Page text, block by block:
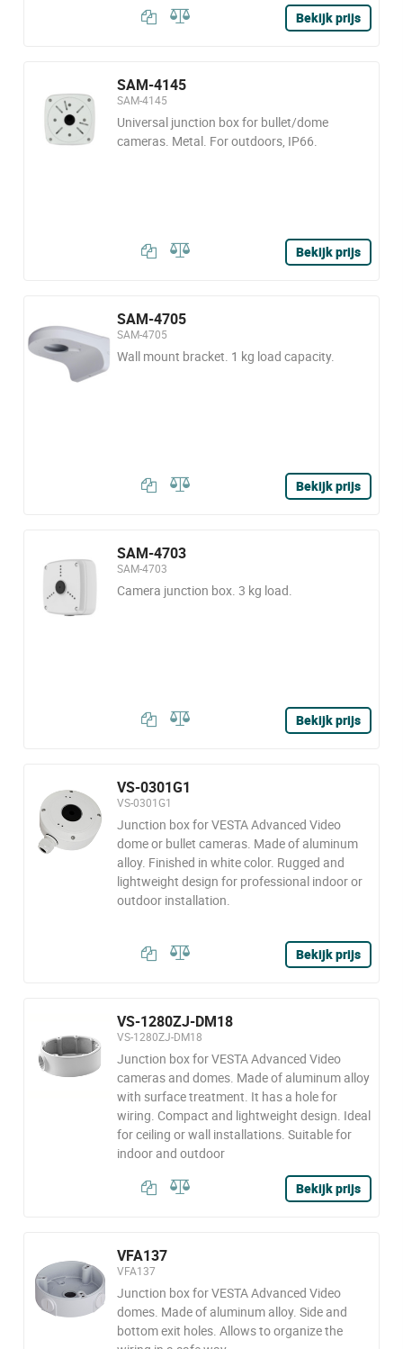
Bekijk prijs
SAM-4145
SAM-4145
Universal junction box for bullet/dome
cameras. Metal. For outdoors, IP66.
Bekijk prijs
SAM-4705
SAM-4705
Wall mount bracket. 1 kg load capacity.
Bekijk prijs
SAM-4703
SAM-4703
Camera junction box. 3 kg load.
Bekijk prijs
VS-0301G1
VS-0301G1
Junction box for VESTA Advanced Video
dome or bullet cameras. Made of aluminum
alloy. Finished in white color. Rugged and
lightweight design for professional indoor or
outdoor installation.
Bekijk prijs
VS-1280ZJ-DM18
VS-1280ZJ-DM18
Junction box for VESTA Advanced Video
cameras and domes. Made of aluminum alloy
with surface treatment. It has a hole for
wiring. Compact and lightweight design. Ideal
for ceiling or wall installations. Suitable for
indoor and outdoor
Bekijk prijs
VFA137
VFA137
Junction box for VESTA Advanced Video
domes. Made of aluminum alloy. Side and
bottom exit holes. Allows to organize the